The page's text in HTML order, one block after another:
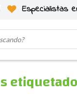
Especialistas